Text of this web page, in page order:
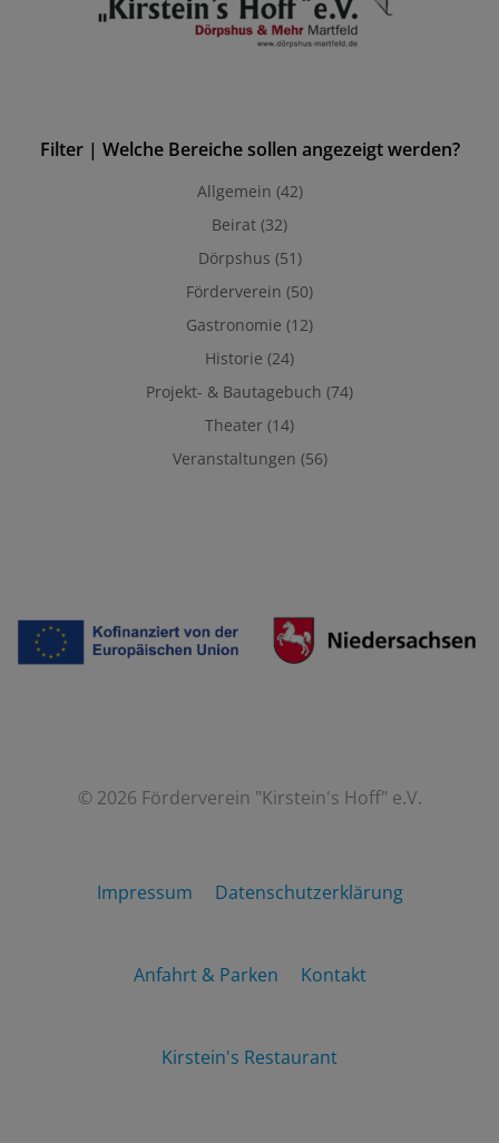
Filter | Welche Bereiche sollen angezeigt werden?
Allgemein (42)
Beirat (32)
Dörpshus (51)
Förderverein (50)
Gastronomie (12)
Historie (24)
Projekt- & Bautagebuch (74)
Theater (14)
Veranstaltungen (56)
© 2026 Förderverein "Kirstein's Hoff" e.V.
Impressum Datenschutzerklärung
Anfahrt & Parken Kontakt
Kirstein's Restaurant